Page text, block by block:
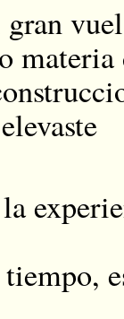
materia